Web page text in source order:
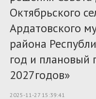
Октябрьского
Ардатовского
района
год и плановый
2027годов»
2025-11-27 15:39:41